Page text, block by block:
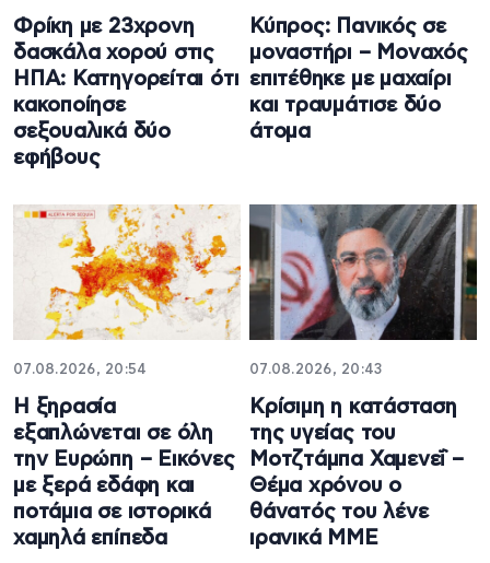
Φρίκη με 23χρονη
δασκάλα χορού στις
ΗΠΑ: Κατηγορείται ότι
κακοποίησε
σεξουαλικά δύο
εφήβους
Κύπρος: Πανικός σε
μοναστήρι – Μοναχός
επιτέθηκε με μαχαίρι
και τραυμάτισε δύο
άτομα
07.08.2026, 20:54
Η ξηρασία
εξαπλώνεται σε όλη
την Ευρώπη – Εικόνες
με ξερά εδάφη και
ποτάμια σε ιστορικά
χαμηλά επίπεδα
07.08.2026, 20:43
Κρίσιμη η κατάσταση
της υγείας του
Μοτζτάμπα Χαμενεΐ –
Θέμα χρόνου ο
θάνατός του λένε
ιρανικά ΜΜΕ